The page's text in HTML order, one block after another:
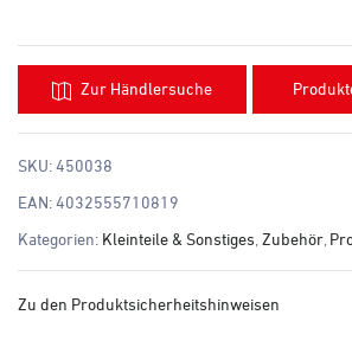
Zur Händlersuche
SKU:450038
EAN:4032555710819
Kategorien: Kleinteile & Sonstiges Zubehör
Zu den Produktsicherheitshinweisen